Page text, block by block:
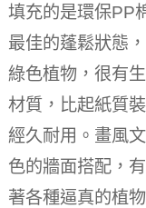
填充的是環保PP
最佳的蓬鬆狀態
綠色植物，很有
材質，比起紙質
經久耐用。 畫風
色的牆面搭配，
著各種逼真的植